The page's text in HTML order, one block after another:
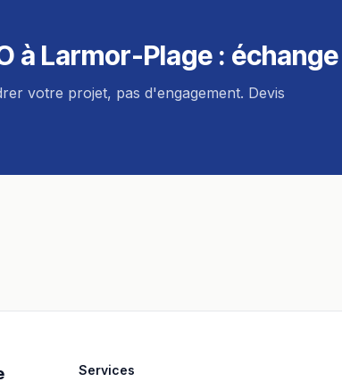
à Larmor-Plage :
votre projet, pas d'engagement. Devis
Services